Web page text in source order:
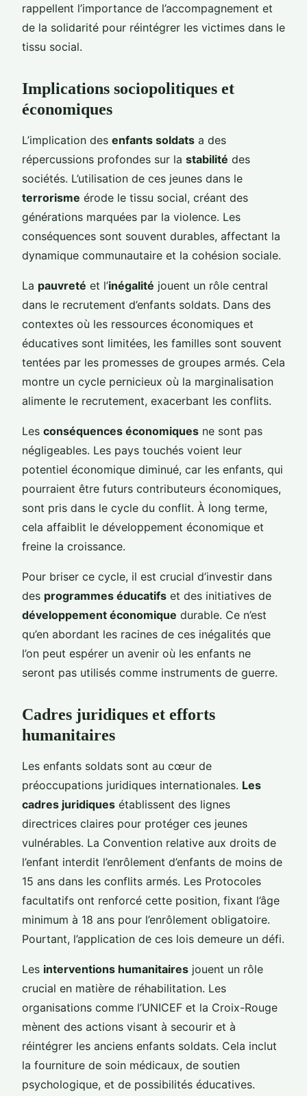
rappellent l’importance de l’accompagnement et
de la solidarité pour réintégrer les victimes dans le
tissu social.
Implications sociopolitiques et
économiques
L’implication des enfants soldats a des
répercussions profondes sur la stabilité des
sociétés. L’utilisation de ces jeunes dans le
terrorisme érode le tissu social, créant des
générations marquées par la violence. Les
conséquences sont souvent durables, affectant la
dynamique communautaire et la cohésion sociale.
La pauvreté et l’inégalité jouent un rôle central
dans le recrutement d’enfants soldats. Dans des
contextes où les ressources économiques et
éducatives sont limitées, les familles sont souvent
tentées par les promesses de groupes armés. Cela
montre un cycle pernicieux où la marginalisation
alimente le recrutement, exacerbant les conflits.
Les conséquences économiques ne sont pas
négligeables. Les pays touchés voient leur
potentiel économique diminué, car les enfants, qui
pourraient être futurs contributeurs économiques,
sont pris dans le cycle du conflit. À long terme,
cela affaiblit le développement économique et
freine la croissance.
Pour briser ce cycle, il est crucial d’investir dans
des programmes éducatifs et des initiatives de
développement économique durable. Ce n’est
qu’en abordant les racines de ces inégalités que
l’on peut espérer un avenir où les enfants ne
seront pas utilisés comme instruments de guerre.
Cadres juridiques et efforts
humanitaires
Les enfants soldats sont au cœur de
préoccupations juridiques internationales. Les
cadres juridiques établissent des lignes
directrices claires pour protéger ces jeunes
vulnérables. La Convention relative aux droits de
l’enfant interdit l’enrôlement d’enfants de moins de
15 ans dans les conflits armés. Les Protocoles
facultatifs ont renforcé cette position, fixant l’âge
minimum à 18 ans pour l’enrôlement obligatoire.
Pourtant, l’application de ces lois demeure un défi.
Les interventions humanitaires jouent un rôle
crucial en matière de réhabilitation. Les
organisations comme l’UNICEF et la Croix-Rouge
mènent des actions visant à secourir et à
réintégrer les anciens enfants soldats. Cela inclut
la fourniture de soin médicaux, de soutien
psychologique, et de possibilités éducatives.